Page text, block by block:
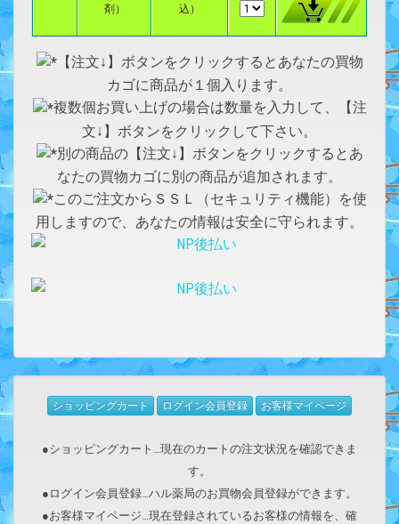
剤）
込）
【注文↓】ボタンをクリックするとあなたの買物
カゴに商品が１個入ります。
複数個お買い上げの場合は数量を入力して、【注
文↓】ボタンをクリックして下さい。
別の商品の【注文↓】ボタンをクリックするとあ
なたの買物カゴに別の商品が追加されます。
このご注文からＳＳＬ（セキュリティ機能）を使
用しますので、あなたの情報は安全に守られます。
ショッピングカート ログイン会員登録 お客様マイページ
●ショッピングカート…現在のカートの注文状況を確認できま
す。
●ログイン会員登録…ハル薬局のお買物会員登録ができます。
●お客様マイページ…現在登録されているお客様の情報を、確